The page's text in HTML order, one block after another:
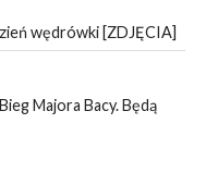
wędrówki [ZDJĘCIA]
Majora Bacy. Będą